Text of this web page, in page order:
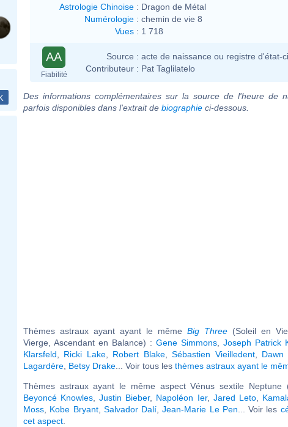
Astrologie Chinoise : Dragon de Métal
Numérologie : chemin de vie 8
Vues : 1 718
AA
Fiabilité
Source : acte de naissance ou registre d'état-
Contributeur : Pat Taglilatelo
Des informations complémentaires sur la source de l'heure de
parfois disponibles dans l'extrait de biographie ci-dessous.
Thèmes astraux ayant ayant le même Big Three (Soleil en
Vierge, Ascendant en Balance) : Gene Simmons Joseph Patrick
Klarsfeld
Ricki Lake, Robert Blake,Sébastien Vieilledent, Dawn
Lagardère Betsy Drake ... Voir tous les thèmes astraux ayant le
Thèmes astraux ayant le même aspect Vénus sextile Neptune
Beyoncé Knowles ,Justin Bieber, Napoléon Ier, Jared Leto,
Moss
Kobe Bryant, Salvador Dalí ,Jean-Marie Le Pen ... Voir les
cet aspect